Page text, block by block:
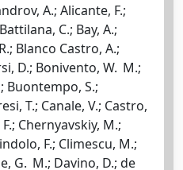
A.; Alicante, F.;
C.; Bay, A.;
Blanco Castro, A.;
D.; Bonivento, W. M.;
Buontempo, S.;
T.; Canale, V.; Castro,
Chernyavskiy, M.;
F.; Climescu, M.;
G. M.; Davino, D.; de